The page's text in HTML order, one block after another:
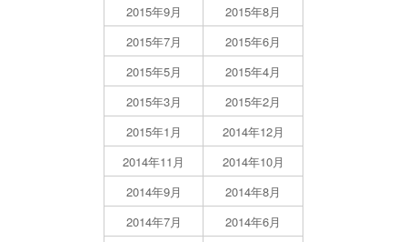
2015年9月
2015年8月
2015年7月
2015年6月
2015年5月
2015年4月
2015年3月
2015年2月
2015年1月
2014年12月
2014年11月
2014年10月
2014年9月
2014年8月
2014年7月
2014年6月